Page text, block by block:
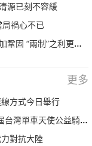
源已刻不容緩
局禍心不已
“兩制”之利更加彰顯
更多
方式今日舉行
單車天使公益騎行啟幕
對抗大陸